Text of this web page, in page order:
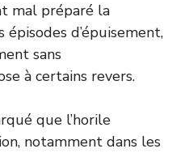
mal préparé la
d’épuisement,
sans
à certains revers.
que l’horile
notamment dans les